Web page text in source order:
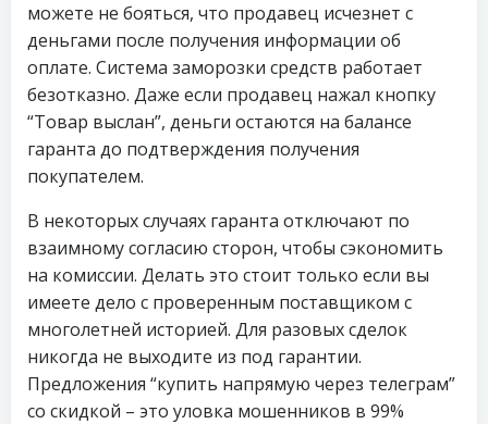
можете не бояться, что продавец исчезнет с
деньгами после получения информации об
оплате. Система заморозки средств работает
безотказно. Даже если продавец нажал кнопку
“Товар выслан”, деньги остаются на балансе
гаранта до подтверждения получения
покупателем.
В некоторых случаях гаранта отключают по
взаимному согласию сторон, чтобы сэкономить
на комиссии. Делать это стоит только если вы
имеете дело с проверенным поставщиком с
многолетней историей. Для разовых сделок
никогда не выходите из под гарантии.
Предложения “купить напрямую через телеграм”
со скидкой – это уловка мошенников в 99%